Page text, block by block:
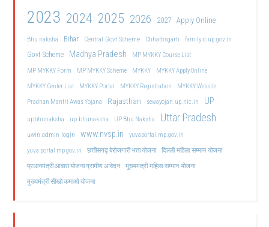
2023 2024 2025 2026 2027 Apply Online
Bhu naksha Bihar Central Govt Scheme Chhattisgarh familyid.up.gov.in
Govt Scheme Madhya Pradesh
MP MYKKY Course List
MP MYKKY Form
MP MYKKY Scheme MYKKY
MYKKY Apply Online
MYKKY Center List
MYKKY Portal MYKKY Registration
MYKKY Website
Pradhan Mantri Awas Yojana
Rajasthan sewayojan.up.nic.in UP
upbhunaksha up bhunaksha UP Bhu Naksha Uttar Pradesh
uwin admin login www.nvsp.in
yuvaportal.mp.gov.in
yuva portal mp gov.in
छत्तीसगढ़ बेरोजगारी भत्ता योजना दिल्ली महिला सम्मान योजना
प्रधानमंत्री आवास योजना ग्रामीण आवेदन मुख्यमंत्री महिला सम्मान योजना
मुख्यमंत्री सीखो कमाओ योजना